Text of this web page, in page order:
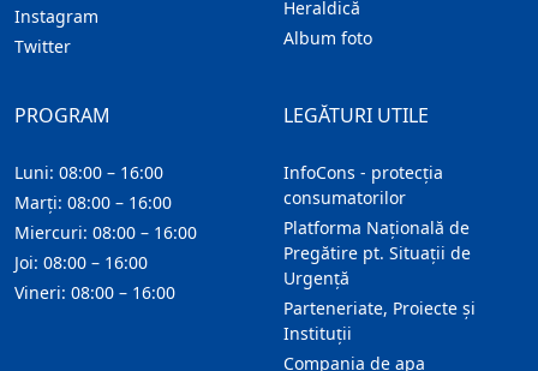
Instagram
Twitter
Heraldică
Album foto
LEGĂTURI UTILE
InfoCons - protecția
consumatorilor
Platforma Națională de
Pregătire pt. Situații de
Urgență
Parteneriate, Proiecte și
Instituții
Compania de apa
PROGRAM
Luni: 08:00 – 16:00
Marți: 08:00 – 16:00
Miercuri: 08:00 – 16:00
Joi: 08:00 – 16:00
Vineri: 08:00 – 16:00